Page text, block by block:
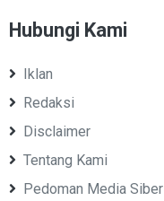
Hubungi Kami
Iklan
Redaksi
Disclaimer
Tentang Kami
Pedoman Media Siber